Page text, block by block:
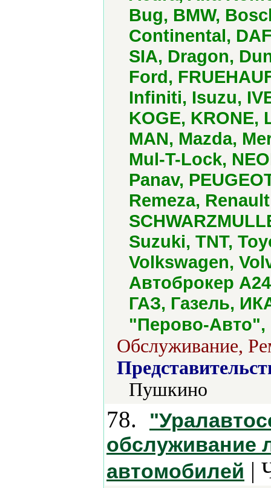
Bug, BMW,
Continental,
SIA, Dragon,
Ford,
Infiniti, Isuzu,
KOGE,
MAN, Mazda,
Mul-T-Lock,
Panav,
Remeza,
Suzuki, TNT,
Volkswagen,
Автоброкер
ГАЗ, Газель,
"Перово-Авто",
Обслуживание,
Пушкино
78.
обслуживание
автомобилей |